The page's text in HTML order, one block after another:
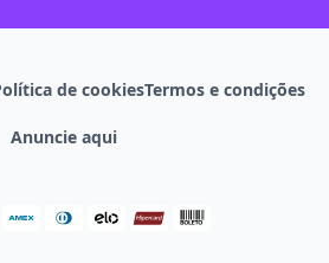
de cookiesTermos e condições
Anuncie aqui